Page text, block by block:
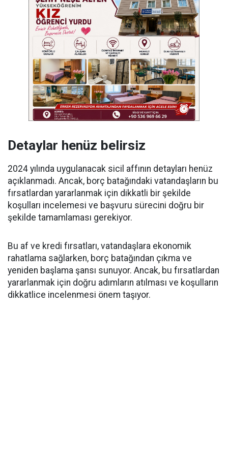
Detaylar henüz belirsiz
2024 yılında uygulanacak sicil affının detayları henüz
açıklanmadı. Ancak, borç batağındaki vatandaşların bu
fırsatlardan yararlanmak için dikkatli bir şekilde
koşulları incelemesi ve başvuru sürecini doğru bir
şekilde tamamlaması gerekiyor.
Bu af ve kredi fırsatları, vatandaşlara ekonomik
rahatlama sağlarken, borç batağından çıkma ve
yeniden başlama şansı sunuyor. Ancak, bu fırsatlardan
yararlanmak için doğru adımların atılması ve koşulların
dikkatlice incelenmesi önem taşıyor.